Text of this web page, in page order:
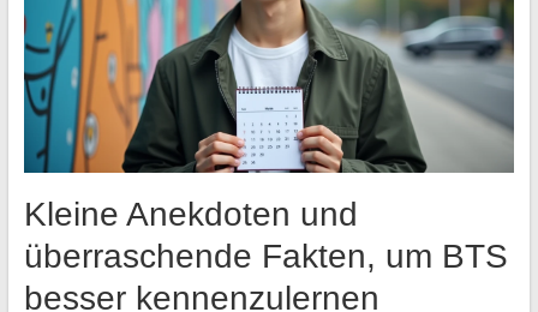
Kleine Anekdoten und
überraschende Fakten, um BTS
besser kennenzulernen